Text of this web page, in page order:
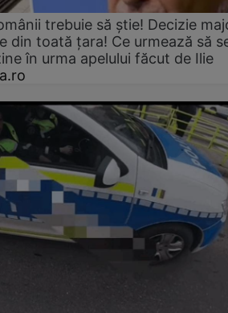
trebuie să știe! Decizie
din toată țara! Ce urmează să
în urma apelului făcut de Ilie